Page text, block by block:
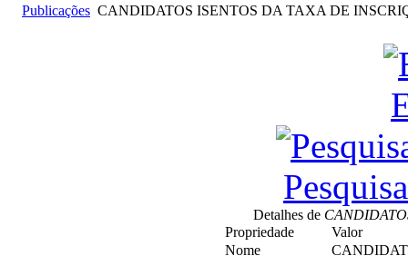
Publicações CANDIDATOS ISENTOS DA TAXA DE
Detalhes de
Propriedade
Valor
Nome